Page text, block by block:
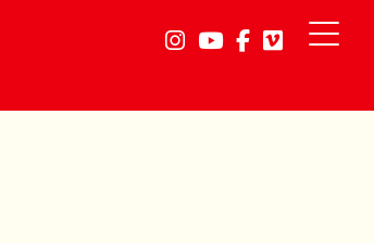
Link a instagram
Link a youtube
Link aLink a